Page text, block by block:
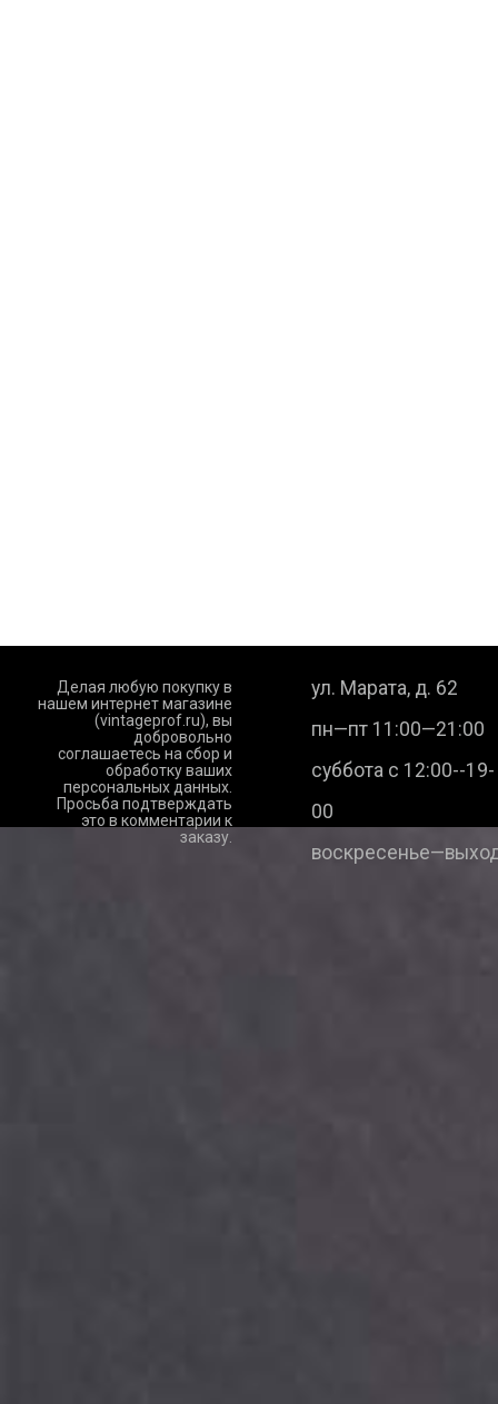
Делая любую покупку в
нашем интернет магазине
(vintageprof.ru), вы
добровольно
соглашаетесь на сбор и
обработку ваших
персональных данных.
Просьба подтверждать
это в комментарии к
заказу.
ул. Марата, д. 62
пн—пт 11:00—21:00
суббота с 12:00--19-
00